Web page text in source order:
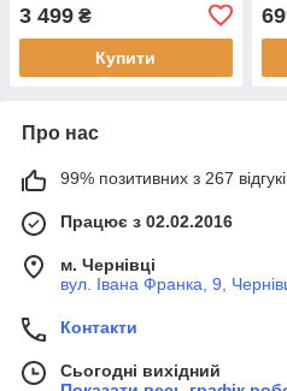
3 499 ₴
Купити
Про нас
99% позитивних з 267
Працює з 02.02.2016
м. Чернівці
вул. Івана Франка, 9,
Контакти
Сьогодні вихідний